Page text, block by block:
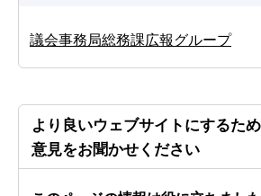
議会事務局総務課広報グループ
より良いウェブサイトにするた
意見をお聞かせください